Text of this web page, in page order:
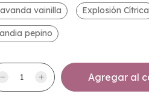
vainilla Explosión Cítrica
pepino